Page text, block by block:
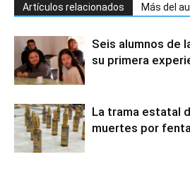
Artículos relacionados Más del
Seis alumnos de
su primera
La trama estatal
muertes por